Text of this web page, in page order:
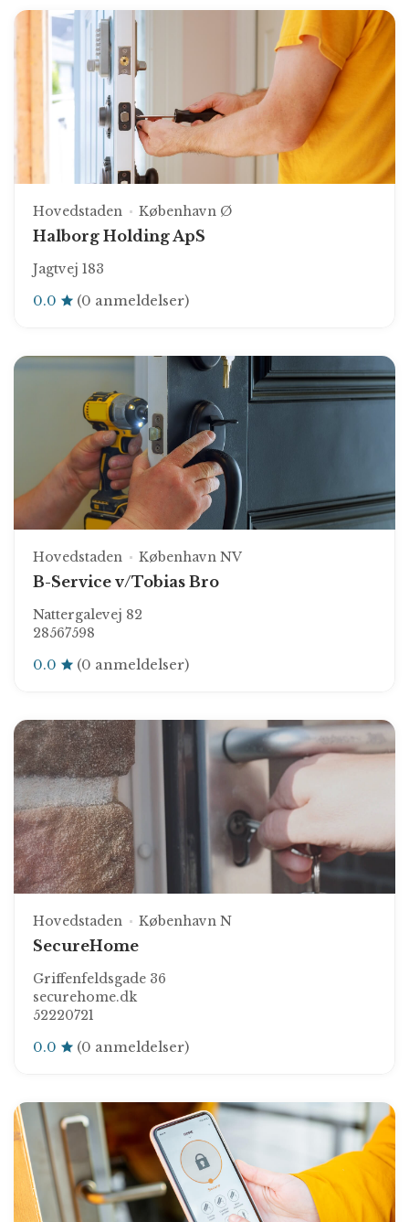
Hovedstaden København Ø
Halborg Holding ApS
Jagtvej 183
0.0 (0 anmeldelser)
Hovedstaden København NV
B-Service v/Tobias Bro
Nattergalevej 82
28567598
0.0 (0 anmeldelser)
Hovedstaden København N
SecureHome
Griffenfeldsgade 36
securehome.dk
52220721
0.0 (0 anmeldelser)